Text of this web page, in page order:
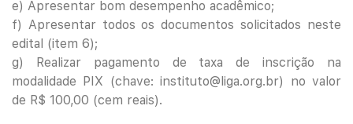
e) Apresentar bom desempenho acadêmico;
f) Apresentar todos os documentos solicitados neste
edital (item 6);
g) Realizar pagamento de taxa de inscrição na
modalidade PIX (chave:instituto@liga.org.br) no valor
de R$ 100,00 (cem reais).